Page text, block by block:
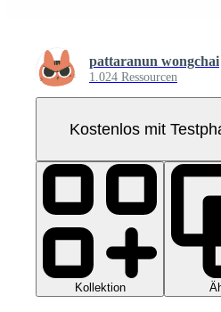
pattaranun wongchai
1.024 Ressourcen
Kostenlos mit
Kollektion